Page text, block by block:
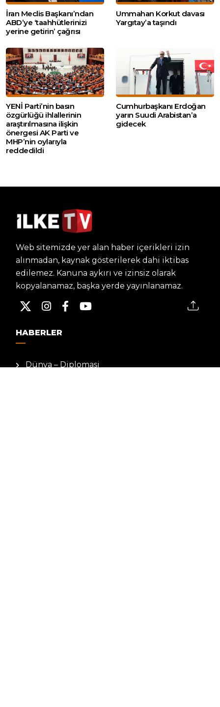
İran Meclis Başkanı’ndan
ABD’ye ‘taahhütlerinizi
yerine getirin’ çağrısı
Ummahan Korkut davası
Yargıtay’a taşındı
YENİ Parti’nin basın
özgürlüğü ihlallerinin
araştırılmasına ilişkin
önergesi AK Parti ve
MHP’nin oylarıyla
reddedildi
Cumhurbaşkanı Erdoğan
yarın Suudi Arabistan’a
gidecek
Web sitemizde yer alan haber içerikleri izin
alınmadan, kaynak gösterilerek dahi iktibas
edilemez. Kanuna aykırı ve izinsiz olarak
kopyalanamaz, başka yerde yayınlanamaz.
HABERLER
Dünya – Diplomasi